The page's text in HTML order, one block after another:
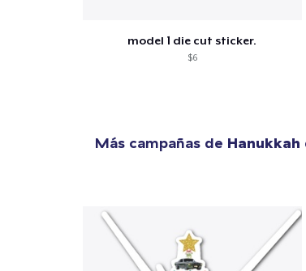
model 1 die cut sticker.
$6
Más campañas de Hanukkah